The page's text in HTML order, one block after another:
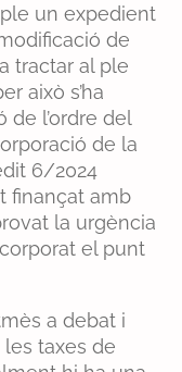
un expedient
de
tractar al ple
això s’ha
l’ordre del
de la
6/2024
finançat amb
la urgència
el punt
a debat i
taxes de